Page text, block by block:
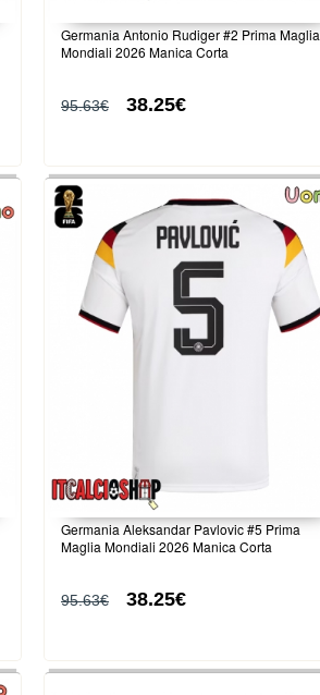
Germania Antonio Rudiger #2 Prima Maglia
Mondiali 2026 Manica Corta
95.63€ 38.25€
Germania Aleksandar Pavlovic #5 Prima
Maglia Mondiali 2026 Manica Corta
95.63€ 38.25€